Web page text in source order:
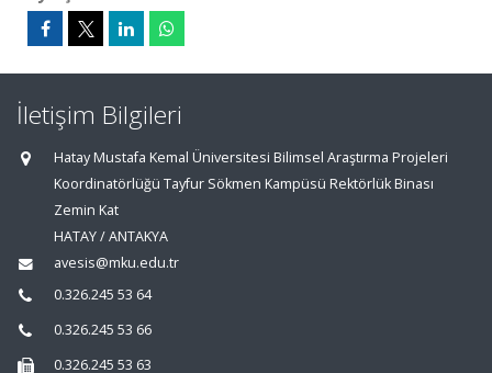
İletişim Bilgileri
Hatay Mustafa Kemal Üniversitesi Bilimsel Araştırma Projeleri
Koordinatörlüğü Tayfur Sökmen Kampüsü Rektörlük Binası
Zemin Kat
HATAY / ANTAKYA
avesis@mku.edu.tr
0.326.245 53 64
0.326.245 53 66
0.326.245 53 63